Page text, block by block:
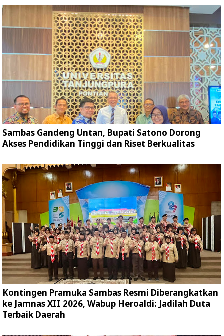
Sambas Gandeng Untan, Bupati Satono Dorong
Akses Pendidikan Tinggi dan Riset Berkualitas
Kontingen Pramuka Sambas Resmi Diberangkatkan
ke Jamnas XII 2026, Wabup Heroaldi: Jadilah Duta
Terbaik Daerah